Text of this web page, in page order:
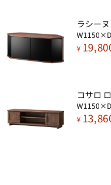
ラシー
¥
コサロ
¥